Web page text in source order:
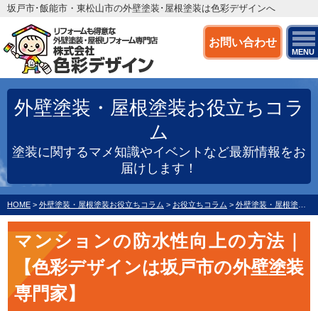
お問い合わせ
MENU
坂戸市･飯能市・東松山市の外壁塗装･屋根塗装は色彩デザインへ
外壁塗装・屋根塗装お役立ちコラ
ム
塗装に関するマメ知識やイベントなど最新情報をお
届けします！
HOME > 外壁塗装・屋根塗装お役立ちコラム > お役立ちコラム > 外壁塗装・屋根塗装
マンションの防水性向上の方法｜
【色彩デザインは坂戸市の外壁塗装
専門家】